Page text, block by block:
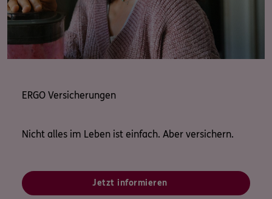
ERGO Versicherungen
Nicht alles im Leben ist einfach. Aber versichern.
Jetzt informieren